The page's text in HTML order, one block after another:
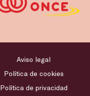
Aviso legal
Política de cookies
Política de privacidad